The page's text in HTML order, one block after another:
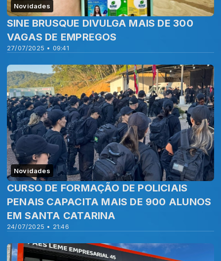
Novidades
27/07/2025 • 09:41
SINE BRUSQUE DIVULGA MAIS DE 300
VAGAS DE EMPREGOS
Novidades
24/07/2025 • 21:46
CURSO DE FORMAÇÃO DE POLICIAIS
PENAIS CAPACITA MAIS DE 900 ALUNOS
EM SANTA CATARINA